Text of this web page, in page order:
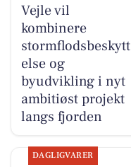
Vejle vil
kombinere
stormflodsbeskytt
else og
byudvikling i nyt
ambitiøst projekt
langs fjorden
DAGLIGVARER